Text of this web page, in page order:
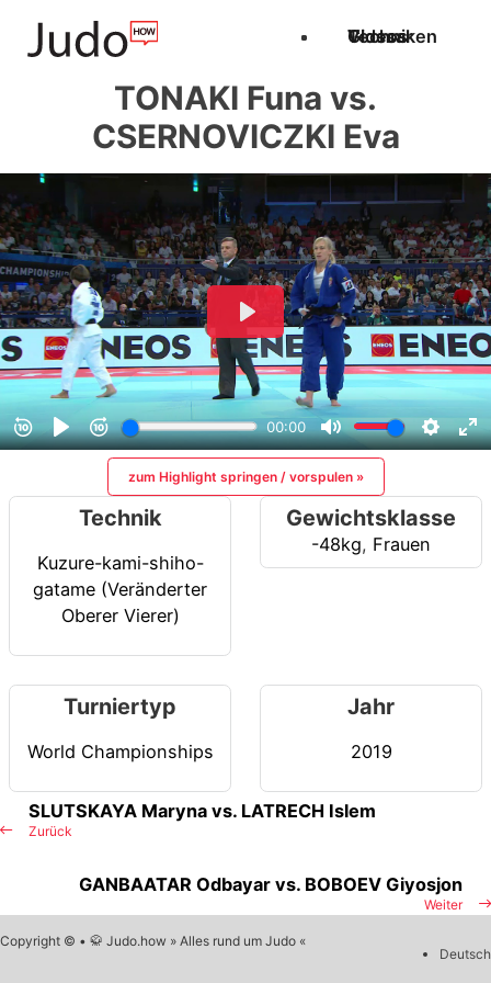
Techniken
Videos
Glossar
TONAKI Funa vs.
CSERNOVICZKI Eva
zum Highlight springen / vorspulen »
Technik
Kuzure-kami-shiho-
gatame (Veränderter
Oberer Vierer)
Gewichtsklasse
-48kg, Frauen
Turniertyp
World Championships
Jahr
2019
Zurück
SLUTSKAYA Maryna vs. LATRECH Islem
Weiter
GANBAATAR Odbayar vs. BOBOEV Giyosjon
Copyright © • 🥋 Judo.how » Alles rund um Judo «
Deutsch